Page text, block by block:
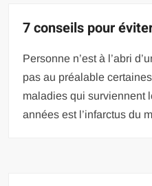
7 conseils pour
Personne n’est à l’abri
pas au préalable
maladies qui surviennent
années est l’infarctus du